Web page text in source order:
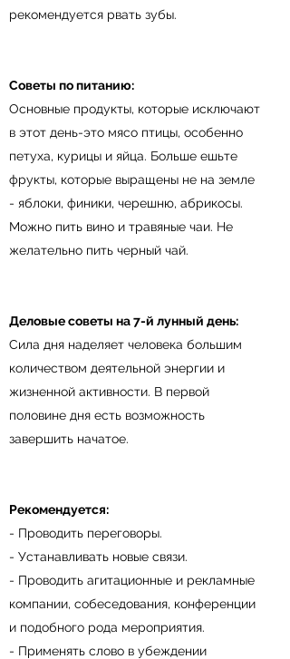
рекомендуется рвать зубы.
Советы по питанию:
Основные продукты, которые исключают
в этот день-это мясо птицы, особенно
петуха, курицы и яйца. Больше ешьте
фрукты, которые выращены не на земле
- яблоки, финики, черешню, абрикосы.
Можно пить вино и травяные чаи. Не
желательно пить черный чай.
Деловые советы на 7-й лунный день:
Сила дня наделяет человека большим
количеством деятельной энергии и
жизненной активности. В первой
половине дня есть возможность
завершить начатое.
Рекомендуется:
- Проводить переговоры.
- Устанавливать новые связи.
- Проводить агитационные и рекламные
компании, собеседования, конференции
и подобного рода мероприятия.
- Применять слово в убеждении